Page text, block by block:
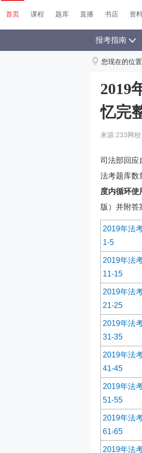
首页 课程 题库
首页 课程 题库 直播 书店 资
报考指南
您现在的位置
2019
忆完
来源:233网校
司法部回应
法考题库数
度内循环使
版）并附答
2019年法
1-5
2019年法
11-15
2019年法
21-25
2019年法
31-35
2019年法
41-45
2019年法
51-55
2019年法
61-65
2019年法